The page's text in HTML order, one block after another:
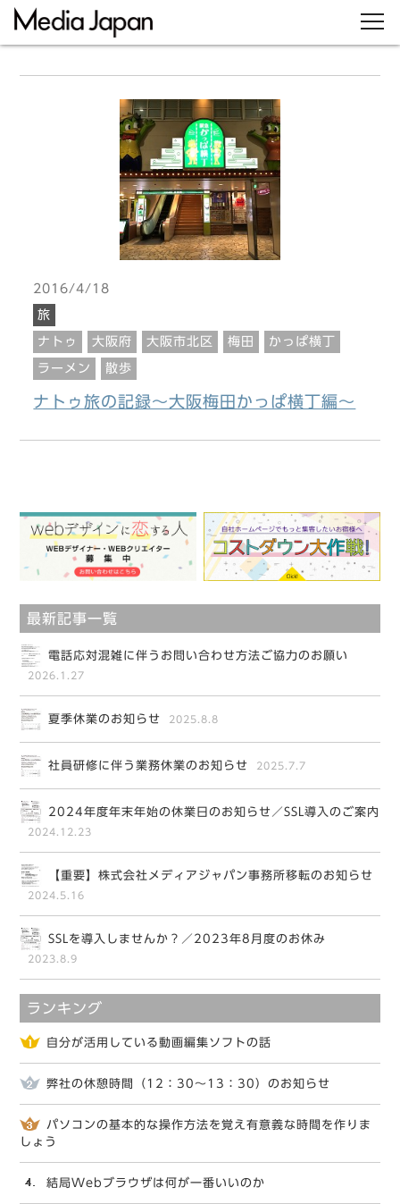
2016/4/18
旅
ナトゥ 大阪府 大阪市北区 梅田 かっぱ横丁
ラーメン 散歩
ナトゥ旅の記録～大阪梅田かっぱ横丁編～
最新記事一覧
電話応対混雑に伴うお問い合わせ方法ご協力のお願い
2026.1.27
夏季休業のお知らせ 2025.8.8
社員研修に伴う業務休業のお知らせ 2025.7.7
2024年度年末年始の休業日のお知らせ／SSL導入のご案内
2024.12.23
【重要】株式会社メディアジャパン事務所移転のお知らせ
2024.5.16
SSLを導入しませんか？／2023年8月度のお休み
2023.8.9
ランキング
自分が活用している動画編集ソフトの話
弊社の休憩時間（12：30～13：30）のお知らせ
パソコンの基本的な操作方法を覚え有意義な時間を作りま
しょう
結局Webブラウザは何が一番いいのか